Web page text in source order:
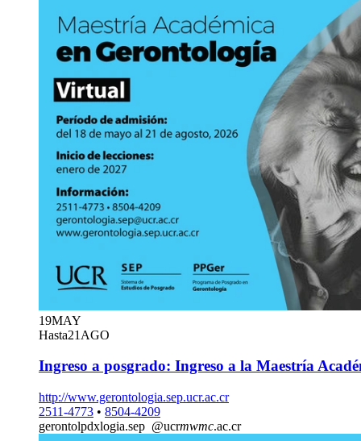
19MAY
Hasta21 AGO
Ingreso a posgrado: Ingreso a la Maestría
http://www.gerontologia.sep.ucr.ac.cr
2511-4773 • 8504-4209
gerontolpdxlogia.sep @ucrmwmc.ac.cr